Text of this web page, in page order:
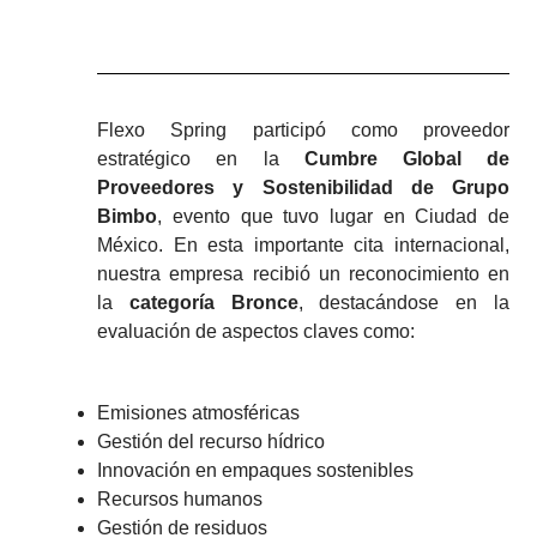
Flexo Spring participó como proveedor
estratégico en la Cumbre Global de
Proveedores y Sostenibilidad de Grupo
Bimbo, evento que tuvo lugar en Ciudad de
México. En esta importante cita internacional,
nuestra empresa recibió un reconocimiento en
la categoría Bronce, destacándose en la
evaluación de aspectos claves como:
Emisiones atmosféricas
Gestión del recurso hídrico
Innovación en empaques sostenibles
Recursos humanos
Gestión de residuos